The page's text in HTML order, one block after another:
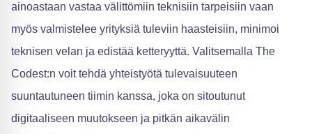
ainoastaan vastaa välittömiin teknisiin tarpeisiin vaan
myös valmistelee yrityksiä tuleviin haasteisiin, minimoi
teknisen velan ja edistää ketteryyttä. Valitsemalla The
Codest:n voit tehdä yhteistyötä tulevaisuuteen
suuntautuneen tiimin kanssa, joka on sitoutunut
digitaaliseen muutokseen ja pitkän aikavälin